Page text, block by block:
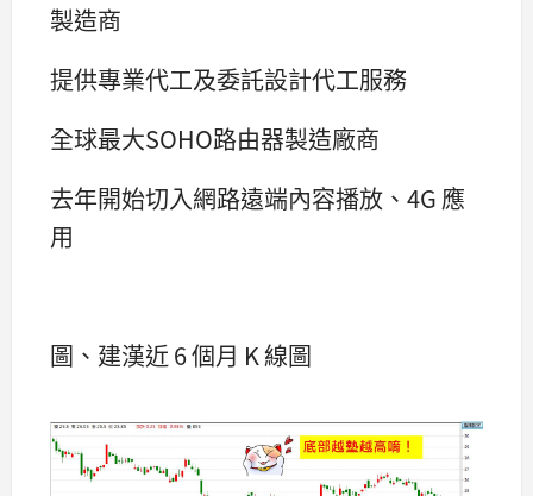
製造商
提供專業代工及委託設計代工服務
全球最大SOHO路由器製造廠商
去年開始切入網路遠端內容播放、4G 應
用
圖、建漢近 6 個月 K 線圖